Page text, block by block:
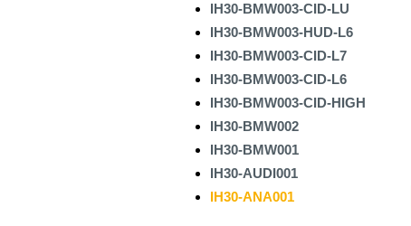
IH30-BMW003-CID-LU
IH30-BMW003-HUD-L6
IH30-BMW003-CID-L7
IH30-BMW003-CID-L6
IH30-BMW003-CID-HIGH
IH30-BMW002
IH30-BMW001
IH30-AUDI001
IH30-ANA001